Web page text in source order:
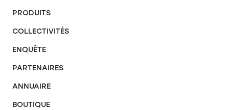
PRODUITS
COLLECTIVITÉS
ENQUÊTE
PARTENAIRES
ANNUAIRE
BOUTIQUE